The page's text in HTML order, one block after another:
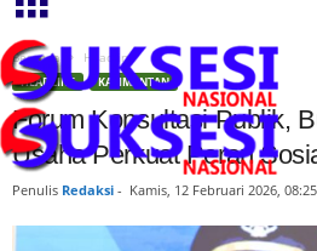
Beranda Headline
HEADLINE KALIMANTAN
Forum Konsultasi Publik,
Usaha Perkuat Peran
Penulis Redaksi - Kamis, 12 Februari 2026,